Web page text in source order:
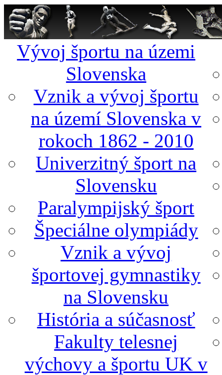
Vývoj športu na územi
Slovenska
Vznik a vývoj športu
na území Slovenska v
rokoch 1862 - 2010
Univerzitný šport na
Slovensku
Paralympijský šport
Špeciálne olympiády
Vznik a vývoj
športovej gymnastiky
na Slovensku
História a súčasnosť
Fakulty telesnej
výchovy a športu UK v